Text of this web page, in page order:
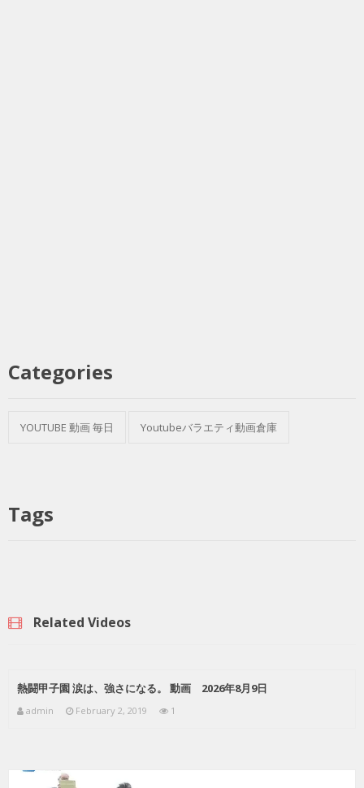
Categories
YOUTUBE 動画 毎日 Youtubeバラエティ動画倉庫
Tags
Related Videos
熱闘甲子園 涙は、強さになる。 動画 2026年8月9日
admin February 2, 2019 1